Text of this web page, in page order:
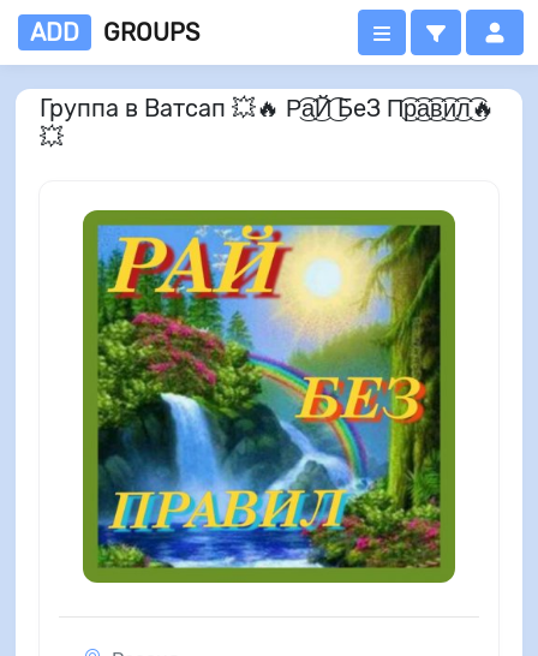
ADD GROUPS
Группа в Ватсап 💥🔥 Р͜͡а͜͡Й͜͡ БеЗ П͜͡р͜͡а͜͡в͜͡и͜͡л͜͡🔥
💥